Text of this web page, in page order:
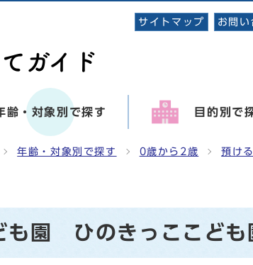
サイトマップ お問い
齢・対象別で探す 目的別で
年齢・対象別で探す 0歳から2歳 預け
も園 ひのきっここども